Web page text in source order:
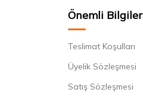
Önemli Bilgiler
Teslimat Koşulları
Üyelik Sözleşmesi
Satış Sözleşmesi